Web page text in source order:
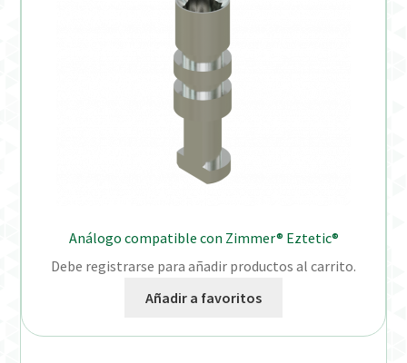
Análogo compatible con Zimmer® Eztetic®
Debe registrarse para añadir productos al carrito.
Añadir a favoritos